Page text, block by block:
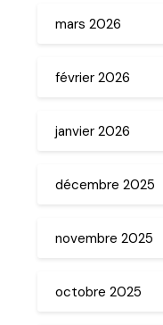
mars 2026
février 2026
janvier 2026
décembre 2025
novembre 2025
octobre 2025